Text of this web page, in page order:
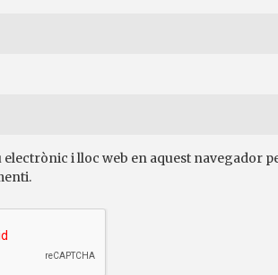
i lloc web en aquest navegador